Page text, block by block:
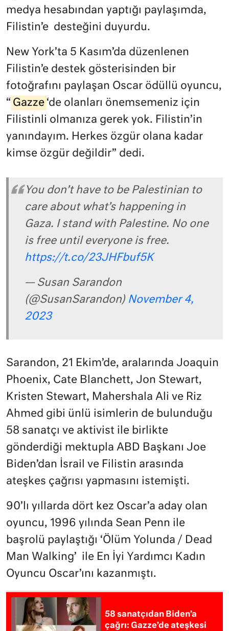
medya hesabından yaptığı paylaşımda,
Filistin’e desteğini duyurdu.
New York’ta 5 Kasım’da düzenlenen
Filistin’e destek gösterisinden bir
fotoğrafını paylaşan Oscar ödüllü oyuncu,
“ Gazze ‘de olanları önemsemeniz için
Filistinli olmanıza gerek yok. Filistin’in
yanındayım. Herkes özgür olana kadar
kimse özgür değildir” dedi.
You don’t have to be Palestinian to
care about what’s happening in
Gaza. I stand with Palestine. No one
is free until everyone is free.
https://t.co/23JHFbuf5K
— Susan Sarandon
(@SusanSarandon) November 4,
2023
Sarandon, 21 Ekim’de, aralarında Joaquin
Phoenix, Cate Blanchett, Jon Stewart,
Kristen Stewart, Mahershala Ali ve Riz
Ahmed gibi ünlü isimlerin de bulunduğu
58 sanatçı ve aktivist ile birlikte
gönderdiği mektupla ABD Başkanı Joe
Biden’dan İsrail ve Filistin arasında
ateşkes çağrısı yapmasını istemişti.
90’lı yıllarda dört kez Oscar’a aday olan
oyuncu, 1996 yılında Sean Penn ile
başrolü paylaştığı ‘Ölüm Yolunda / Dead
Man Walking’ ile En İyi Yardımcı Kadın
Oyuncu Oscar’ını kazanmıştı.
58 sanatçıdan Biden’a
çağrı: Gazze’de ateşkesi